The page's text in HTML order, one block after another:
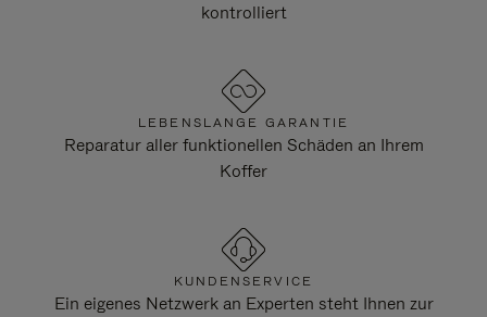
kontrolliert
LEBENSLANGE GARANTIE
Reparatur aller funktionellen Schäden an Ihrem
Koffer
KUNDENSERVICE
Ein eigenes Netzwerk an Experten steht Ihnen zur